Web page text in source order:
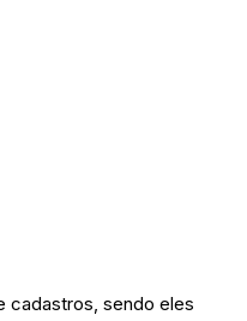
cadastros, sendo eles